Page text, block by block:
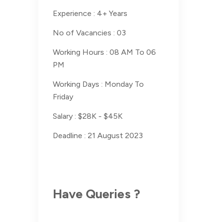
Experience : 4+ Years
No of Vacancies : 03
Working Hours : 08 AM To 06
PM
Working Days : Monday To
Friday
Salary : $28K - $45K
Deadline : 21 August 2023
Have Queries ?